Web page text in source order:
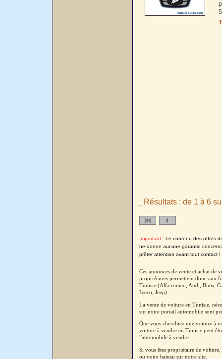
Résultats : de 1 à 6
Important : Le contenu des offres
ne donne aucune garantie
prêter attention avant tout contact !
Ces annonces de vente et achat de
propriétaires permettent donc aux
Tunisie (Alfa romeo, Audi, Bmw,
Iveco, Jeep)
La vente de voiture en Tunisie,
sur notre portail automobile sont
Que vous cherchiez une voiture à
voiture à vendre en Tunisie peut
l'automobile à vendre.
Si vous êtes propriétaire de
ou votre bateau sur notre site.